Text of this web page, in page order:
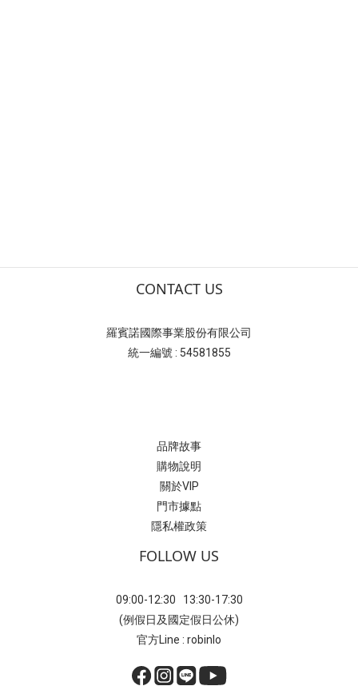
CONTACT US
羅賓諾國際事業股份有限公司
統一編號 : 54581855
品牌故事
購物說明
關於VIP
門市據點
隱私權政策
FOLLOW US
09:00-12:30 13:30-17:30
(例假日及國定假日公休)
官方Line : robinlo